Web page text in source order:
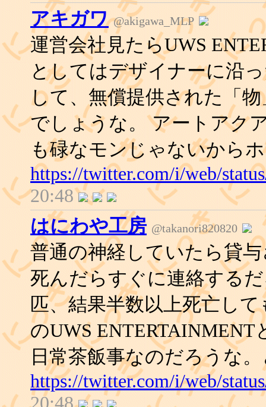
アキガワ @akigawa_MLP
運営会社見たらUWS
としてはデザイナーに沿
して、無償提供された「
でしょうな。 アートアク
も碌なモンじゃないから
https://twitter.com/i/web/
20:48
はにわや工房 @takanori820820
普通の神経していたら貸
死んだらすぐに連絡する
匹、結果半数以上死亡し
のUWS
日常茶飯事なのだろうな
https://twitter.com/i/web/